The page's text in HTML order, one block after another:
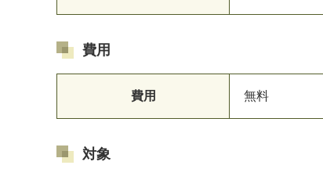
費用
費用 無料
対象